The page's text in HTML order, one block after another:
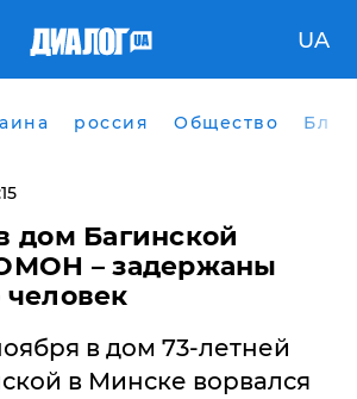
UA
россия Общество
дом Багинской
– задержаны
человек
в дом 73-летней
в Минске ворвался